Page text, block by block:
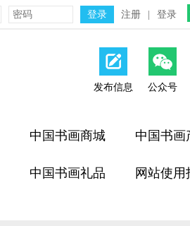
注册 登录
发布信息 公众号
中国书画商城 中国书画
中国书画礼品 网站使用